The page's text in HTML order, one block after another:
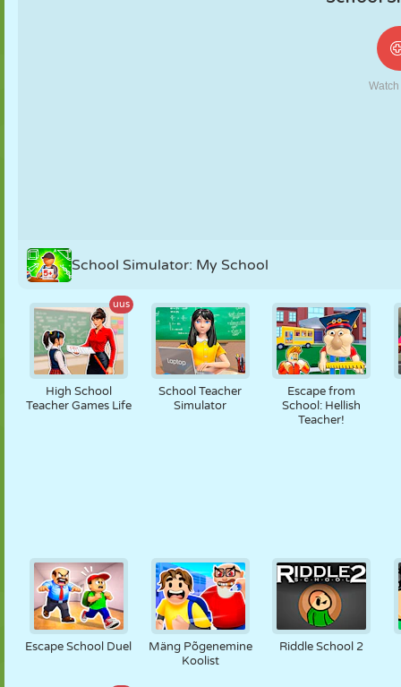
ROBOT
TRULL
School Simulator: My School
uus
High School
Teacher Games Life
School Teacher
Simulator
Escape from
School: Hellish
Teacher!
Escape School Duel
Mäng Põgenemine
Koolist
Riddle School 2